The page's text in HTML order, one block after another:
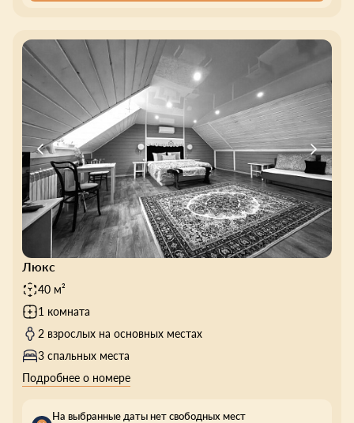
Люкс
40 м²
1 комната
2 взрослых на основных местах
3 спальных места
Подробнее о номере
На выбранные даты нет свободных мест